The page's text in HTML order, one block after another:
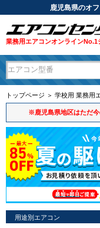
鹿児島県のオ
業務用エアコンオンラインNo.1
トップページ ＞ 学校用 業務用
※鹿児島県地区はただ今
用途別エアコン